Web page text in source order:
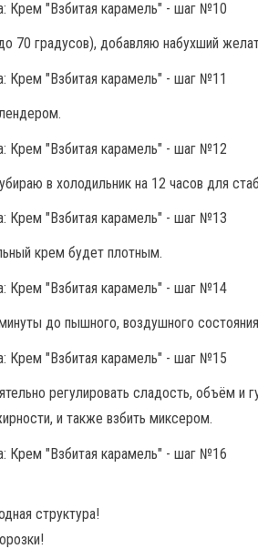
70 градусов), добавляю набухший
в холодильник на 12 часов для
крем будет плотным.
до пышного, воздушного
регулировать сладость, объём и
и также взбить миксером.
структура!